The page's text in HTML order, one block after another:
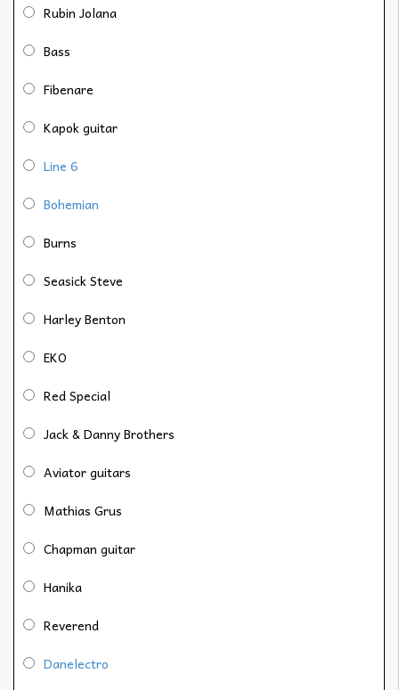
Rubin Jolana
Bass
Fibenare
Kapok guitar
Line 6
Bohemian
Burns
Seasick Steve
Harley Benton
EKO
Red Special
Jack & Danny Brothers
Aviator guitars
Mathias Grus
Chapman guitar
Hanika
Reverend
Danelectro